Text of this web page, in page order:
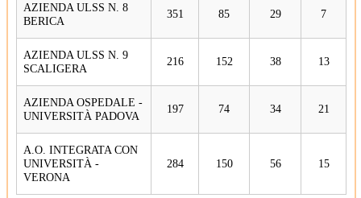
AZIENDA ULSS N. 8
BERICA
351 85 29 7
AZIENDA ULSS N. 9
SCALIGERA
216 152 38 13
AZIENDA OSPEDALE -
UNIVERSITÀ PADOVA
197 74 34 21
A.O. INTEGRATA CON
UNIVERSITÀ -
VERONA
284 150 56 15